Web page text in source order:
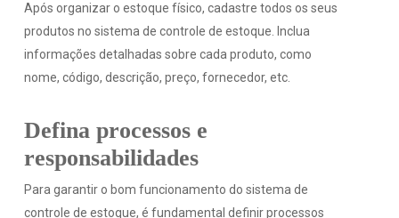
Após organizar o estoque físico, cadastre todos os seus
produtos no sistema de controle de estoque. Inclua
informações detalhadas sobre cada produto, como
nome, código, descrição, preço, fornecedor, etc.
Defina processos e
responsabilidades
Para garantir o bom funcionamento do sistema de
controle de estoque, é fundamental definir processos